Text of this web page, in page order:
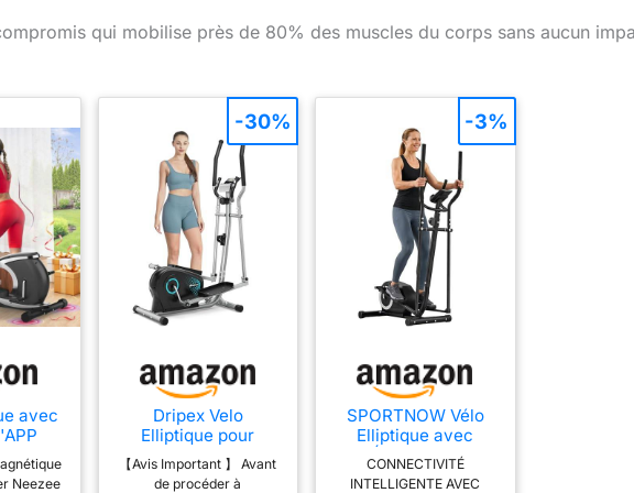
qui mobilise près de 80% des muscles du corps sans aucun
avec
16
de
Neezee
Dripex Velo
Elliptique pour
Maison, Vélo
Elliptique Silencieux
【Avis Important 】 Avant
de procéder à
-30%
SPORTNOW Vélo
Elliptique avec
Écran LCD,
Résistance 8
CONNECTIVITÉ
INTELLIGENTE AVEC
-3%